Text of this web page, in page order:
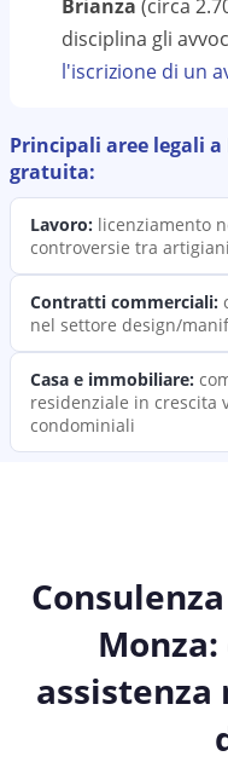
Brianza (circa
disciplina gli
l'iscrizione di un
Principali aree legali a
gratuita:
Lavoro: licenziamento
controversie tra
Contratti commerciali:
nel settore design/
Casa e immobiliare:
residenziale in crescita
condominiali
assistenza